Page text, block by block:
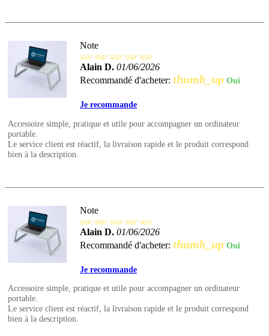
Note
star star star star star
Alain D. 01/06/2026
Recommandé d'acheter: thumb_up Oui
Je recommande
Accessoire simple, pratique et utile pour accompagner un ordinateur
portable.
Le service client est réactif, la livraison rapide et le produit correspond
bien à la description.
Note
star star star star star
Alain D. 01/06/2026
Recommandé d'acheter: thumb_up Oui
Je recommande
Accessoire simple, pratique et utile pour accompagner un ordinateur
portable.
Le service client est réactif, la livraison rapide et le produit correspond
bien à la description.